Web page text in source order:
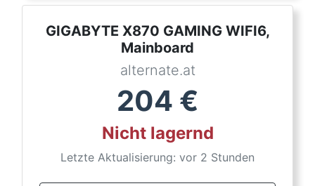
GIGABYTE X870 GAMING WIFI6,
Mainboard
alternate.at
204 €
Nicht lagernd
Letzte Aktualisierung: vor 2 Stunden